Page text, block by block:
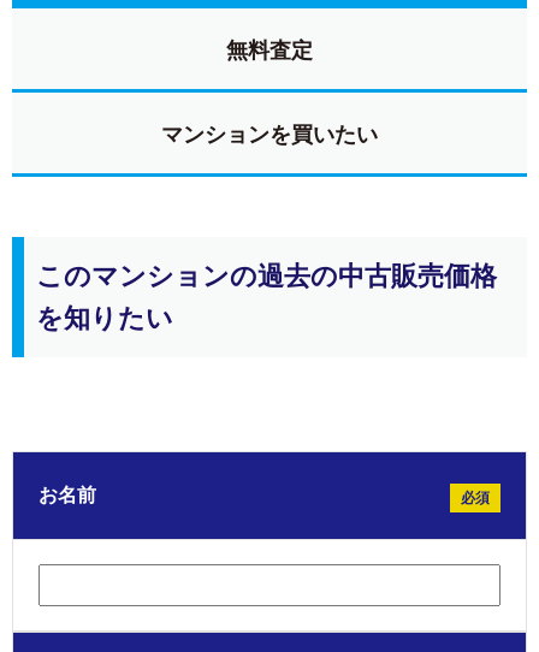
無料査定
マンションを買いたい
このマンションの過去の中古販売価格
を知りたい
お名前 必須